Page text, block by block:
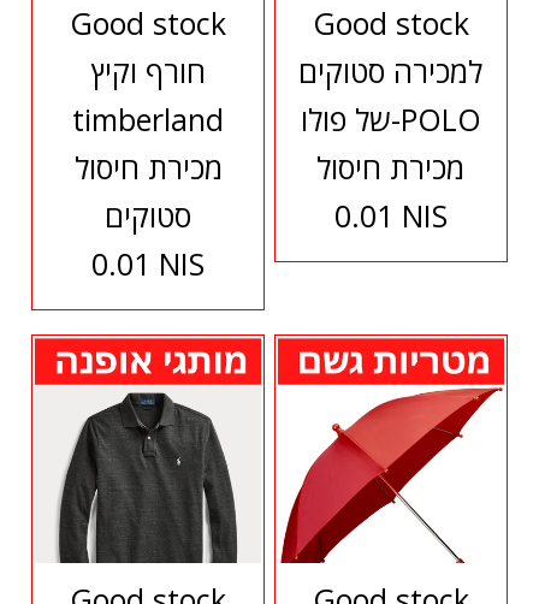
Good stock
חורף וקיץ
timberland
מכירת חיסול
סטוקים
0.01 NIS
Good stock
למכירה סטוקים
של פולו-POLO
מכירת חיסול
0.01 NIS